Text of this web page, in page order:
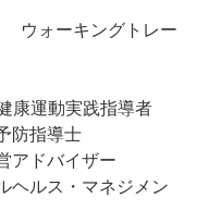
ウォーキングトレー
康運動実践指導者
防指導士
アドバイザー
ヘルス・マネジメン